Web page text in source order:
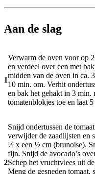
Aan de slag
1
Verwarm de oven voor op
en verdeel over een met
midden van de oven in ca.
10 min. om. Verhit
en bak het gehakt in 3 min.
tomatenblokjes toe en laat
2
Snijd ondertussen de
verwijder de zaadlijsten en
½ x een ½ cm (brunoise).
fijn. Snijd de avocado’s
Schep het vruchtvlees uit
Meng de gesneden